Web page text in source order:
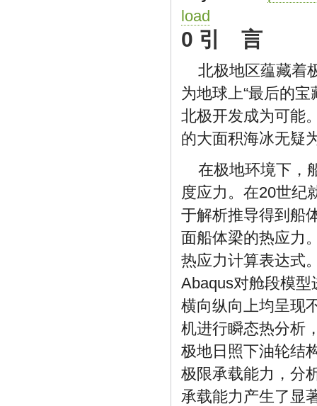
load
0 引 言
北极地区蕴藏着
为地球上“最后的
北极开发成为可能
的大面积海冰无疑
在极地环境下，
度应力。在20世纪
于解析推导得到船
面船体梁的热应力
热应力计算表达式
Abaqus对舱段模
横向纵向上均呈现
机进行瞬态热分析
极地日照下油轮结
极限承载能力，分
承载能力产生了显